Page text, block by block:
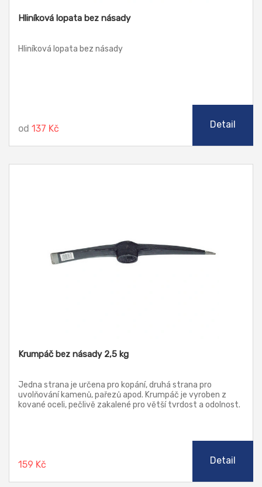
Hliníková lopata bez násady
Hliníková lopata bez násady
od 137 Kč Detail
Krumpáč bez násady 2,5 kg
Jedna strana je určena pro kopání, druhá strana pro
uvolňování kamenů, pařezů apod. Krumpáč je vyroben z
kované oceli, pečlivě zakalené pro větší tvrdost a odolnost.
159 Kč Detail